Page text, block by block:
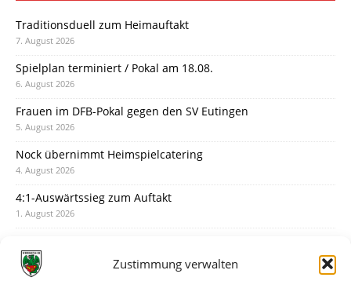
Zustimmung verwalten
Traditionsduell zum Heimauftakt
7. August 2026
Spielplan terminiert / Pokal am 18.08.
6. August 2026
Frauen im DFB-Pokal gegen den SV Eutingen
5. August 2026
Nock übernimmt Heimspielcatering
4. August 2026
4:1-Auswärtssieg zum Auftakt
1. August 2026
31. Juli 2026